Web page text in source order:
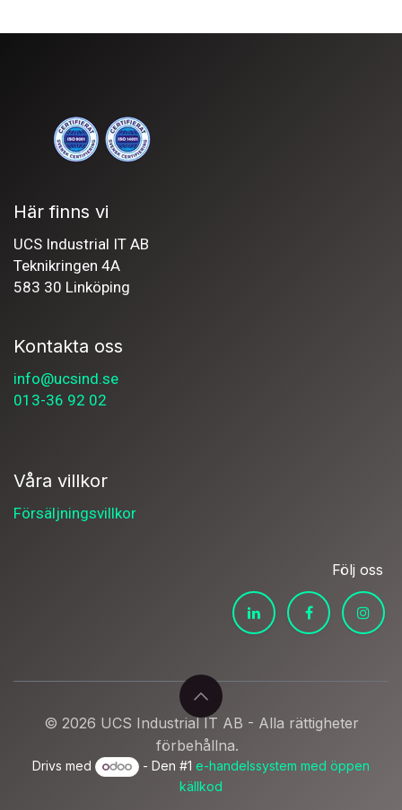
Här finns vi
UCS Industrial IT AB
Teknikringen 4A
583 30 Linköping
Kontakta oss
info@ucsind.se
013-36 92 02
Våra villkor
Försäljningsvillkor
Följ oss
© 2026 UCS Industrial IT AB - Alla rättigheter
förbehållna.
Drivs med - Den #1 e-handelssystem med öppen
källkod